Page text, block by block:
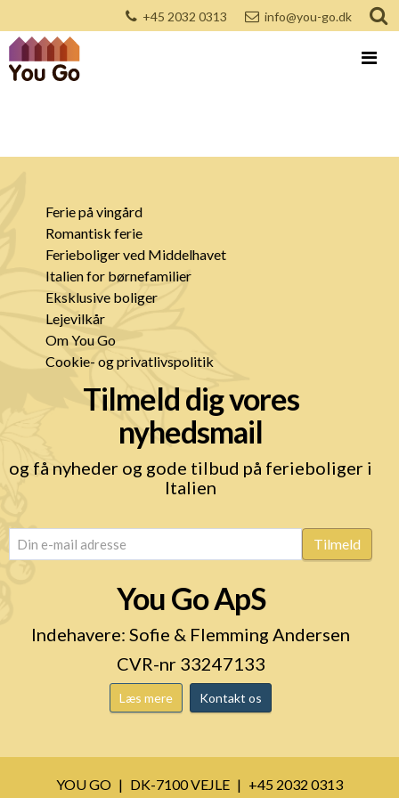
+45 2032 0313 info@you-go.dk
Ferie på vingård
Romantisk ferie
Ferieboliger ved Middelhavet
Italien for børnefamilier
Eksklusive boliger
Lejevilkår
Om You Go
Cookie- og privatlivspolitik
Tilmeld dig vores
nyhedsmail
og få nyheder og gode tilbud på ferieboliger i
Italien
email (Påkrævet) Tilmeld
You Go ApS
Indehavere: Sofie & Flemming Andersen
CVR-nr 33247133
Læs mere Kontakt os
YOU GO DK-7100 VEJLE
+45 2032 0313